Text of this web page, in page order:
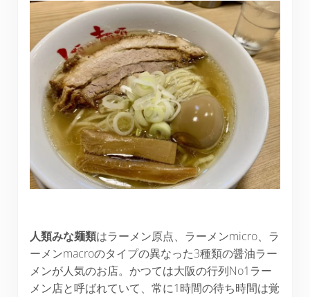
人類みな麺類はラーメン原点、ラーメンmicro、ラ
ーメンmacroのタイプの異なった3種類の醤油ラー
メンが人気のお店。かつては大阪の行列No1ラー
メン店と呼ばれていて、常に1時間の待ち時間は覚